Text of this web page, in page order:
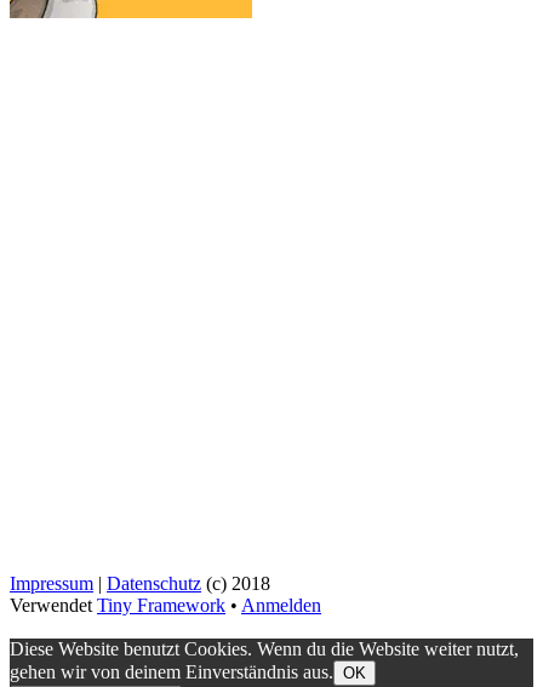
Impressum | Datenschutz (c) 2018
Verwendet Tiny Framework • Anmelden
Diese Website benutzt Cookies. Wenn du die Website weiter nutzt,
gehen wir von deinem Einverständnis aus. OK